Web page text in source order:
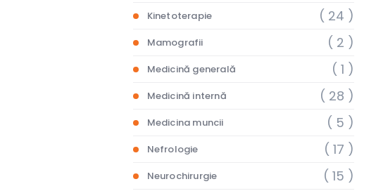
Kinetoterapie ( 24 )
Mamografii ( 2 )
Medicină generală ( 1 )
Medicină internă ( 28 )
Medicina muncii ( 5 )
Nefrologie ( 17 )
Neurochirurgie ( 15 )